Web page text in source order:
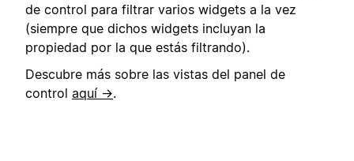
de control para filtrar varios widgets a la vez
(siempre que dichos widgets incluyan la
propiedad por la que estás filtrando).
Descubre más sobre las vistas del panel de
control aquí →.